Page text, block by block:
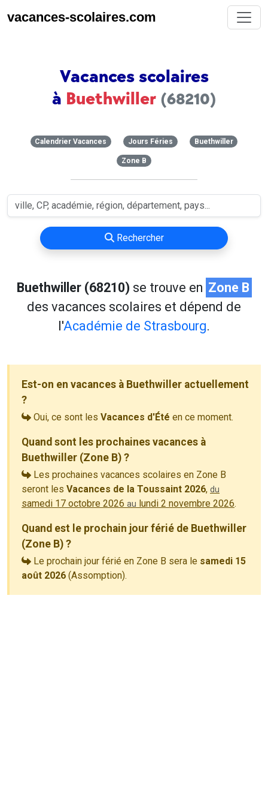
vacances-scolaires.com
Vacances scolaires
à Buethwiller (68210)
Calendrier Vacances Jours Féries Buethwiller
Zone B
Rechercher
Buethwiller (68210) se trouve en Zone B
des vacances scolaires et dépend de
l'Académie de Strasbourg.
Est-on en vacances à Buethwiller actuellement
?
Oui, ce sont les Vacances d'Été en ce moment.
Quand sont les prochaines vacances à
Buethwiller (Zone B) ?
Les prochaines vacances scolaires en Zone B
seront les Vacances de la Toussaint 2026, du
samedi 17 octobre 2026 au lundi 2 novembre 2026.
Quand est le prochain jour férié de Buethwiller
(Zone B) ?
Le prochain jour férié en Zone B sera le samedi 15
août 2026 (Assomption).